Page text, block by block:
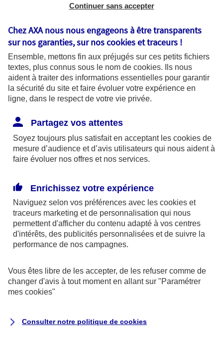
Sièges sociaux : 313 Terrasses de l’Arche –
Coordonnées de l'Autorité de contrôle
prudentiel et de résolution (ACPR) : - 4
Place de Budapest - CS 92459 - 75436
Paris Cedex 09. Le détail des procédures de
recours et de réclamation et les
disponibles sur le site axa.fr.
AXA France IARD et AXA France Vie sont
mandataires exclusifs en opérations de
246 et n°13 005 764 (consultable
surwww.orias.fr)
AXA Assistance France Assurances,
S.A au capital de 51 429 430,40 €,
Siège social :
8-10, rue Paul Vaillant Couturier
Continuer sans accepter
Chez AXA nous nous engageons à être transparents
sur nos garanties, sur noscookies et traceurs !
Ensemble, mettons fin aux préjugés sur ces petits fichiers
textes, plus connus sous le nom de cookies. Ils nous
aident à traiter des informations essentielles pour garantir
la sécurité du site et faire évoluer votre expérience en
ligne, dans le respect de votre vie privée.
Partagez vos attentes
Soyez toujours plus satisfait en acceptant les cookies de
mesure d’audience et d’avis utilisateurs qui nous aident à
faire évoluer nos offres et nos services.
Enrichissez votre expérience
Naviguez selon vos préférences avec les cookies et
traceurs marketing et de personnalisation qui nous
permettent d'afficher du contenu adapté à vos centres
d'intérêts, des publicités personnalisées et de suivre la
performance de nos campagnes.
Vous êtes libre de les accepter, de les refuser comme de
changer d'avis à tout moment en allant sur "Paramétrer
mes cookies"
Consulter notre politique de cookies